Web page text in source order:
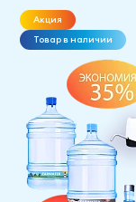
Акция
Товар в наличии